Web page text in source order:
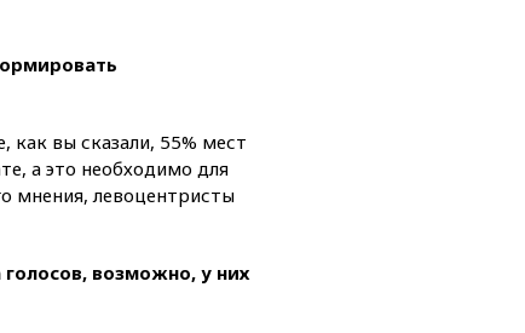
РФ по гимнастике получили
официальный отказ в визах от
вчера, 21:15 Пентагон
опубликовал 16 новых видео с
НЛО
вы сказали, 55% мест
а это необходимо для
мнения, левоцентристы
возможно, у них